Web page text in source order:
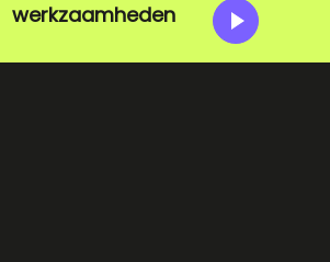
werkzaamheden